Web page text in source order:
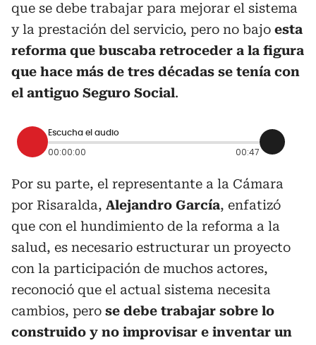
que se debe trabajar para mejorar el sistema
y la prestación del servicio, pero no bajo esta
reforma que buscaba retroceder a la figura
que hace más de tres décadas se tenía con
el antiguo Seguro Social.
Escucha el audio
00:00:00 00:47
Por su parte, el representante a la Cámara
por Risaralda, Alejandro García, enfatizó
que con el hundimiento de la reforma a la
salud, es necesario estructurar un proyecto
con la participación de muchos actores,
reconoció que el actual sistema necesita
cambios, pero se debe trabajar sobre lo
construido y no improvisar e inventar un